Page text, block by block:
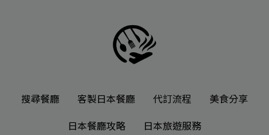
搜尋餐廳 客製日本餐廳 代訂流程
美食分享
日本餐廳攻略
日本旅遊服務